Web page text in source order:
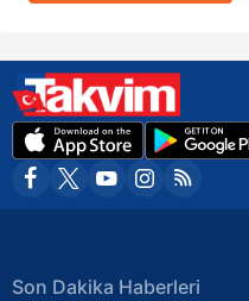
Son Dakika Haberleri